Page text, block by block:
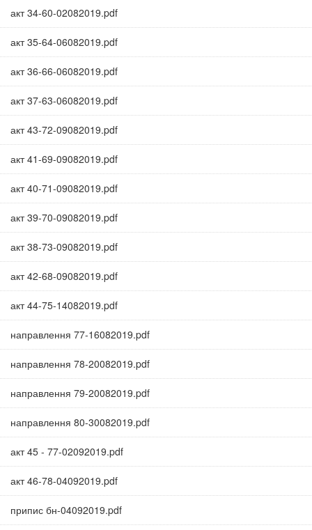
акт 34-60-02082019.pdf
акт 35-64-06082019.pdf
акт 36-66-06082019.pdf
акт 37-63-06082019.pdf
акт 43-72-09082019.pdf
акт 41-69-09082019.pdf
акт 40-71-09082019.pdf
акт 39-70-09082019.pdf
акт 38-73-09082019.pdf
акт 42-68-09082019.pdf
акт 44-75-14082019.pdf
направлення 77-16082019.pdf
направлення 78-20082019.pdf
направлення 79-20082019.pdf
направлення 80-30082019.pdf
акт 45 - 77-02092019.pdf
акт 46-78-04092019.pdf
припис бн-04092019.pdf